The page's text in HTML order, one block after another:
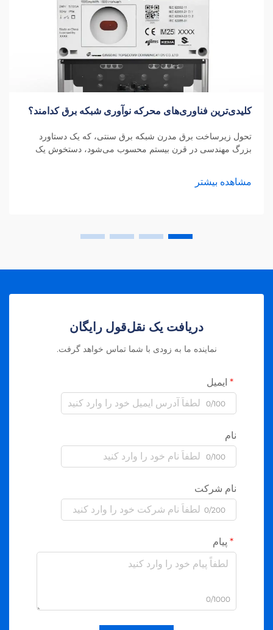
کلیدی‌ترین فناوری‌های محرکه نوآوری شبکه برق کدامند؟
تحول زیرساخت برق مدرن شبکه برق سنتی، که یک دستاورد
بزرگ مهندسی در قرن بیستم محسوب می‌شود، دستخوش یک
پیشرفت‌های زیرساختی در قرن بیست‌ویکم محسوب می‌شود که
امنیت، کارایی و پایداری تأمین انرژی را به‌طور چشمگیری
مشاهده بیشتر
دریافت یک نقل‌قول رایگان
نماینده ما به زودی با شما تماس خواهد گرفت.
ایمیل
0/100
نام
0/100
نام شرکت
0/200
پیام
0/1000